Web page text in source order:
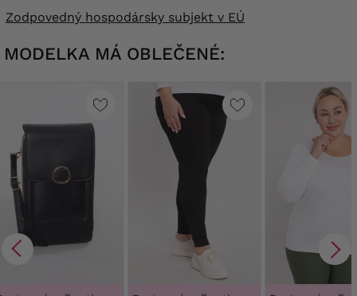
Zodpovedný hospodársky subjekt v EÚ
MODELKA MÁ OBLEČENÉ: